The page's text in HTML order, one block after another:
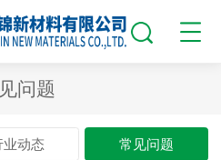
问题
业动态 常见问题